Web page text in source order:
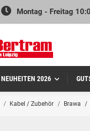
Montag - Freitag
NEUHEITEN 2026
Kabel / Zubehör Brawa